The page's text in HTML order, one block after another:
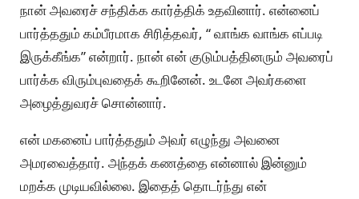
நான் அவரைச் சந்திக்க கார்த்திக் உதவினார். என்னைப்
பார்த்ததும் கம்பீரமாக சிரித்தவர், “ வாங்க வாங்க எப்படி
இருக்கீங்க” என்றார். நான் என் குடும்பத்தினரும் அவரைப்
பார்க்க விரும்புவதைக் கூறினேன். உடனே அவர்களை
அழைத்துவரச் சொன்னார்.
என் மகனைப் பார்த்ததும் அவர் எழுந்து அவனை
அமரவைத்தார். அந்தக் கணத்தை என்னால் இன்னும்
மறக்க முடியவில்லை. இதைத் தொடர்ந்து என்